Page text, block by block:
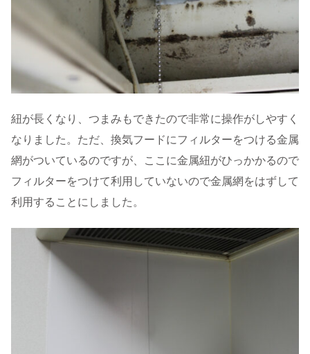
紐が長くなり、つまみもできたので非常に操作がしやすく
なりました。ただ、換気フードにフィルターをつける金属
網がついているのですが、ここに金属紐がひっかかるので
フィルターをつけて利用していないので金属網をはずして
利用することにしました。